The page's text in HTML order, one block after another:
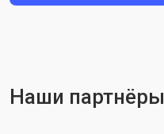
Наши партнёры